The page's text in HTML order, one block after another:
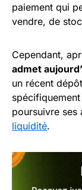
paiement qui
vendre, de
Cependant,
admet
un récent
poursuivre ses
liquidité.